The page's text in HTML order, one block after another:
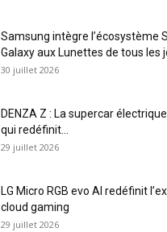
Samsung intègre l’écosystème
Galaxy aux Lunettes de tous les
30 juillet 2026
DENZA Z : La supercar
qui redéfinit...
29 juillet 2026
LG Micro RGB evo AI redéfinit
cloud gaming
29 juillet 2026